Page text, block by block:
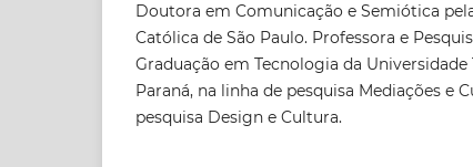
Doutora em Comunicação e Semiótica
Católica de São Paulo. Professora e
Graduação em Tecnologia da
Paraná, na linha de pesquisa Mediações e
pesquisa Design e Cultura.